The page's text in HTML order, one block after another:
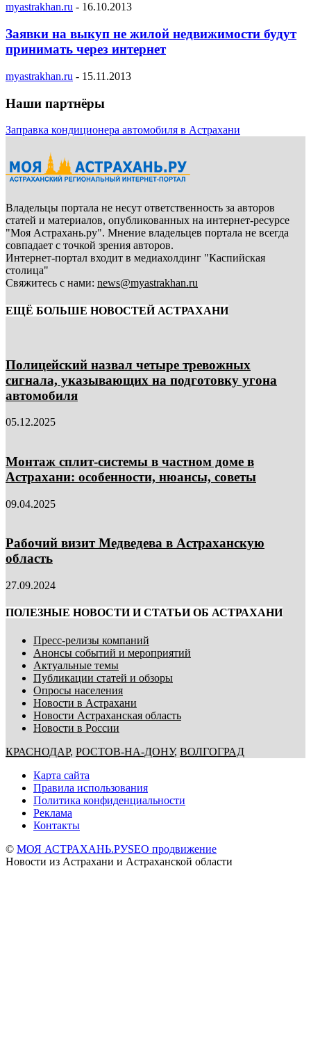
myastrakhan.ru - 16.10.2013
Заявки на выкуп не жилой недвижимости будут
принимать через интернет
myastrakhan.ru - 15.11.2013
Наши партнёры
Заправка кондиционера автомобиля в Астрахани
Владельцы портала не несут ответственность за авторов
статей и материалов, опубликованных на интернет-ресурсе
"Моя Астрахань.ру". Мнение владельцев портала не всегда
совпадает с точкой зрения авторов.
Интернет-портал входит в медиахолдинг "Каспийская
столица"
Свяжитесь с нами: news@myastrakhan.ru
ЕЩЁ БОЛЬШЕ НОВОСТЕЙ АСТРАХАНИ
Полицейский назвал четыре тревожных
сигнала, указывающих на подготовку угона
автомобиля
05.12.2025
Монтаж сплит-системы в частном доме в
Астрахани: особенности, нюансы, советы
09.04.2025
Рабочий визит Медведева в Астраханскую
область
27.09.2024
ПОЛЕЗНЫЕ НОВОСТИ И СТАТЬИ ОБ АСТРАХАНИ
Пресс-релизы компаний
Анонсы событий и мероприятий
Актуальные темы
Публикации статей и обзоры
Опросы населения
Новости в Астрахани
Новости Астраханская область
Новости в России
КРАСНОДАР, РОСТОВ-НА-ДОНУ, ВОЛГОГРАД
Карта сайта
Правила использования
Политика конфиденциальности
Реклама
Контакты
© МОЯ АСТРАХАНЬ.РУSEO продвижение
Новости из Астрахани и Астраханской области